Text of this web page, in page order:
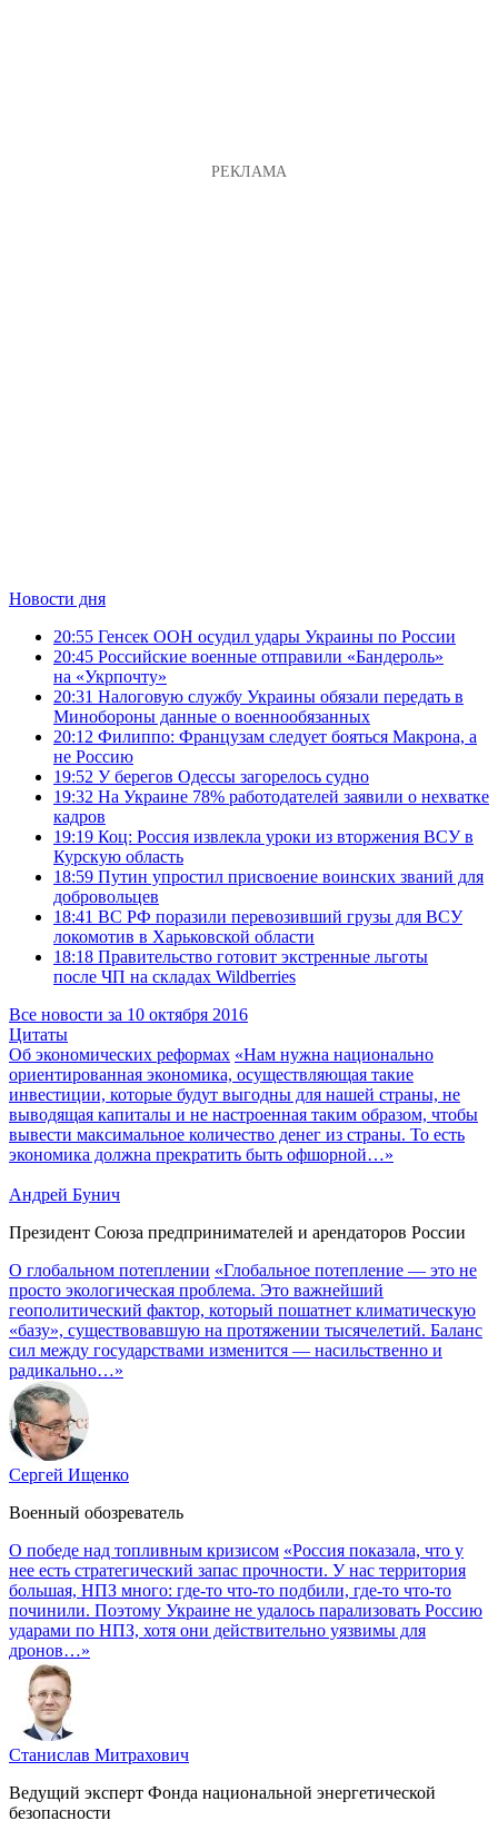
Новости дня
20:55 Генсек ООН осудил удары Украины по России
20:45 Российские военные отправили «Бандероль»
на «Укрпочту»
20:31 Налоговую службу Украины обязали передать в
Минобороны данные о военнообязанных
20:12 Филиппо: Французам следует бояться Макрона, а
не Россию
19:52 У берегов Одессы загорелось судно
19:32 На Украине 78% работодателей заявили о нехватке
кадров
19:19 Коц: Россия извлекла уроки из вторжения ВСУ в
Курскую область
18:59 Путин упростил присвоение воинских званий для
добровольцев
18:41 ВС РФ поразили перевозивший грузы для ВСУ
локомотив в Харьковской области
18:18 Правительство готовит экстренные льготы
после ЧП на складах Wildberries
Все новости за 10 октября 2016
Цитаты
Об экономических реформах «Нам нужна национально
ориентированная экономика, осуществляющая такие
инвестиции, которые будут выгодны для нашей страны, не
выводящая капиталы и не настроенная таким образом, чтобы
вывести максимальное количество денег из страны. То есть
экономика должна прекратить быть офшорной…»
Андрей Бунич
Президент Союза предпринимателей и арендаторов России
О глобальном потеплении «Глобальное потепление — это не
просто экологическая проблема. Это важнейший
геополитический фактор, который пошатнет климатическую
«базу», существовавшую на протяжении тысячелетий. Баланс
сил между государствами изменится — насильственно и
радикально…»
Сергей Ищенко
Военный обозреватель
О победе над топливным кризисом «Россия показала, что у
нее есть стратегический запас прочности. У нас территория
большая, НПЗ много: где-то что-то подбили, где-то что-то
починили. Поэтому Украине не удалось парализовать Россию
ударами по НПЗ, хотя они действительно уязвимы для
дронов…»
Станислав Митрахович
Ведущий эксперт Фонда национальной энергетической
безопасности